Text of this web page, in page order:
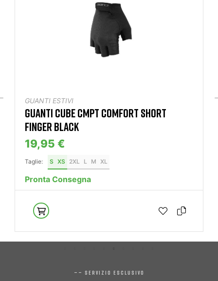
GUANTI ESTIVI
GUANTI CUBE CMPT COMFORT SHORT
FINGER BLACK
19,95 €
Taglie: S XS 2XL L M XL
Pronta Consegna
—— SERVIZIO ESCLUSIVO